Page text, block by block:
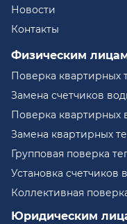
Новости
Контакты
Физическим
Поверка квартирных
Замена счетчиков
Поверка квартирных
Замена квартирных
Групповая поверка
Установка счетчиков
Коллективная
Юридическим